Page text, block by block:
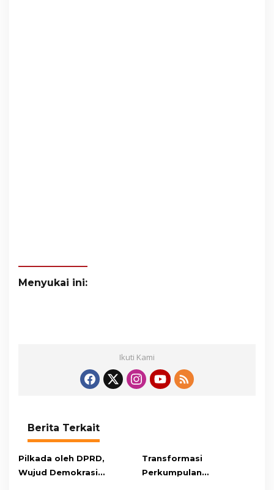
Menyukai ini:
Ikuti Kami
Berita Terkait
Pilkada oleh DPRD,
Wujud Demokrasi
Transformasi
Perkumpulan